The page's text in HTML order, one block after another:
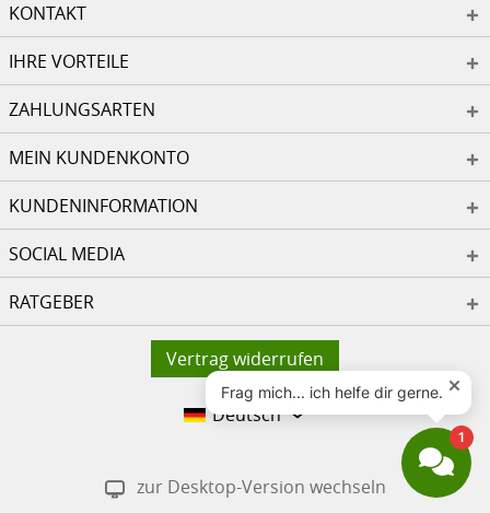
KONTAKT
IHRE VORTEILE
ZAHLUNGSARTEN
MEIN KUNDENKONTO
KUNDENINFORMATION
SOCIAL MEDIA
RATGEBER
Vertrag widerrufen
Deutsch
zur Desktop-Version wechseln